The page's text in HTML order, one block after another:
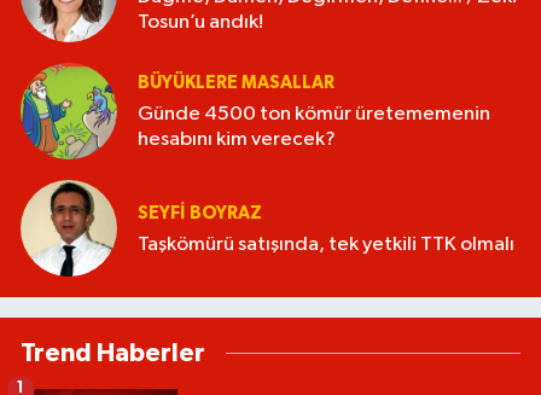
Tosun’u andık!
BÜYÜKLERE MASALLAR
Günde 4500 ton kömür üretememenin
hesabını kim verecek?
SEYFI BOYRAZ
Taşkömürü satışında, tek yetkili TTK olmalı
Trend Haberler